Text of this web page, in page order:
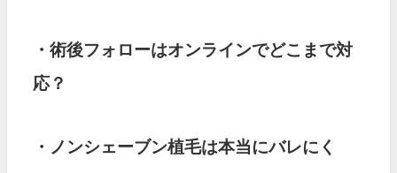
・術後フォローはオンラインでどこまで対
応？
・ノンシェーブン植毛は本当にバレにく